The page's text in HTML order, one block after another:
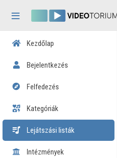
Kezdőlap
Bejelentkezés
Felfedezés
Kategóriák
Lejátszási listák
Intézmények